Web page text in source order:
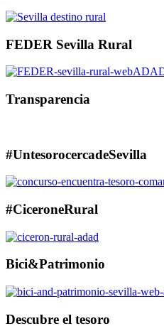
FEDER Sevilla Rural
Transparencia
#UntesorocercadeSevilla
#CiceroneRural
Bici&Patrimonio
Descubre el tesoro